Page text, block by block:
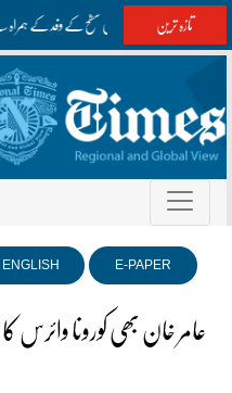
تازہ ترین وزیراعظم اعلیٰ سطح کے وفد کے
E-PAPER
ENGLISH
عامر خان بھی کورونا وائرس